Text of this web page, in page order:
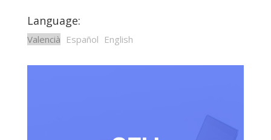
Language:
Valencià Español English